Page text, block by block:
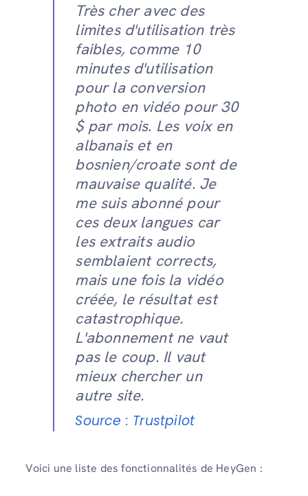
Très cher avec des
limites d'utilisation très
faibles, comme 10
minutes d'utilisation
pour la conversion
photo en vidéo pour 30
$ par mois. Les voix en
albanais et en
bosnien/croate sont de
mauvaise qualité. Je
me suis abonné pour
ces deux langues car
les extraits audio
semblaient corrects,
mais une fois la vidéo
créée, le résultat est
catastrophique.
L'abonnement ne vaut
pas le coup. Il vaut
mieux chercher un
autre site.
Source : Trustpilot
Voici une liste des fonctionnalités de HeyGen :